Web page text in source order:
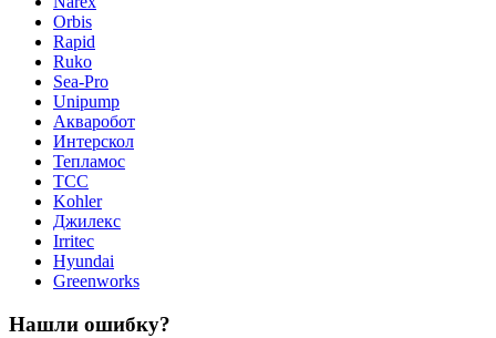
Orbis
Rapid
Ruko
Sea-Pro
Unipump
Акваробот
Интерскол
Тепламос
ТСС
Kohler
Джилекс
Irritec
Hyundai
Greenworks
Нашли ошибку?